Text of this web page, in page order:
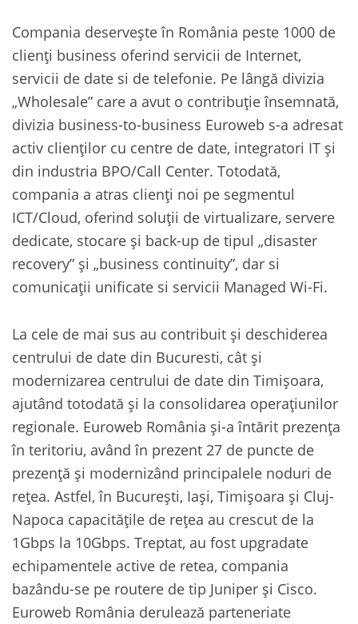
Compania deservește în România peste 1000 de
clienți business oferind servicii de Internet,
servicii de date si de telefonie. Pe lângă divizia
„Wholesale” care a avut o contribuție însemnată,
divizia business-to-business Euroweb s-a adresat
activ clienților cu centre de date, integratori IT și
din industria BPO/Call Center. Totodată,
compania a atras clienți noi pe segmentul
ICT/Cloud, oferind soluții de virtualizare, servere
dedicate, stocare și back-up de tipul „disaster
recovery” și „business continuity”, dar si
comunicații unificate si servicii Managed Wi-Fi.
La cele de mai sus au contribuit și deschiderea
centrului de date din Bucuresti, cât și
modernizarea centrului de date din Timișoara,
ajutând totodată și la consolidarea operațiunilor
regionale. Euroweb România și-a întărit prezența
în teritoriu, având în prezent 27 de puncte de
prezență și modernizând principalele noduri de
rețea. Astfel, în București, Iași, Timișoara și Cluj-
Napoca capacitățile de rețea au crescut de la
1Gbps la 10Gbps. Treptat, au fost upgradate
echipamentele active de retea, compania
bazându-se pe routere de tip Juniper și Cisco.
Euroweb România derulează parteneriate